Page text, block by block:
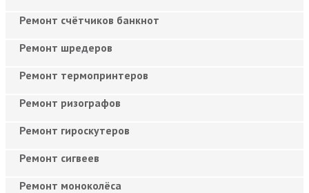
Ремонт счётчиков банкнот
Ремонт шредеров
Ремонт термопринтеров
Ремонт ризографов
Ремонт гироскутеров
Ремонт сигвеев
Ремонт моноколёса